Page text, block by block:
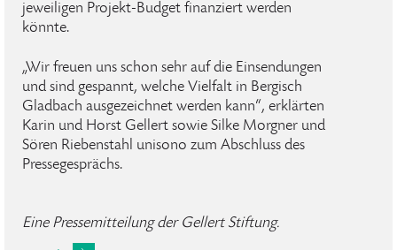
jeweiligen Projekt-Budget finanziert werden
könnte.
„Wir freuen uns schon sehr auf die Einsendungen
und sind gespannt, welche Vielfalt in Bergisch
Gladbach ausgezeichnet werden kann“, erklärten
Karin und Horst Gellert sowie Silke Morgner und
Sören Riebenstahl unisono zum Abschluss des
Pressegesprächs.
Eine Pressemitteilung der Gellert Stiftung.